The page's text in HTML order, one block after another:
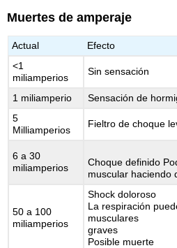
Muertes de amperaje
Actual
Efecto
<1
miliamperios
Sin sensación
1 miliamperio
Sensación de
5
Milliamperios
Fieltro de choque
6 a 30
miliamperios
Choque definido
muscular haciendo
50 a 100
miliamperios
Shock doloroso
La respiración
musculares
graves
Posible muerte